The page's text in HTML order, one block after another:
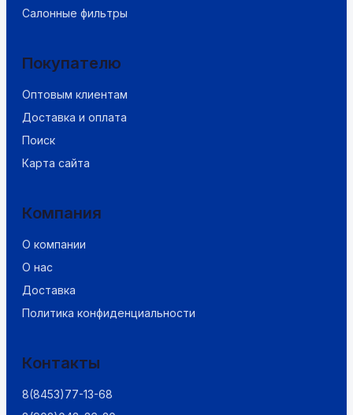
Салонные фильтры
Покупателю
Оптовым клиентам
Доставка и оплата
Поиск
Карта сайта
Компания
О компании
О нас
Доставка
Политика конфиденциальности
Контакты
8(8453)77-13-68